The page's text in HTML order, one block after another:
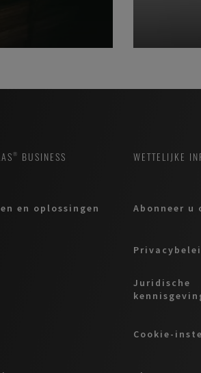
BUSINESS
en oplossingen
WETTELIJKE
Abonneer u
Juridische
Cookie-